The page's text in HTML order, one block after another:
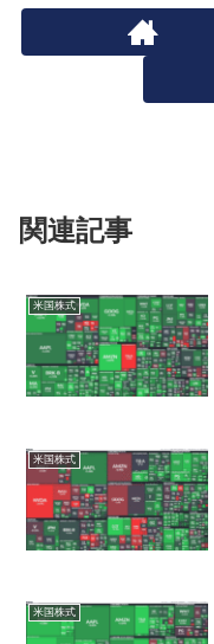
関連記事
米国株式
米国株式
米国株式